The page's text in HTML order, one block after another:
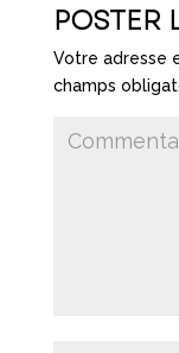
POSTER
Votre adresse
champs